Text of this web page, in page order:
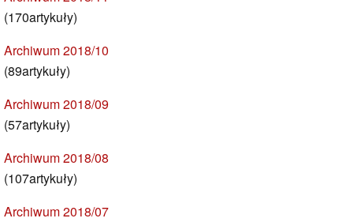
(170artykuły)
Archiwum 2018/10
(89artykuły)
Archiwum 2018/09
(57artykuły)
Archiwum 2018/08
(107artykuły)
Archiwum 2018/07